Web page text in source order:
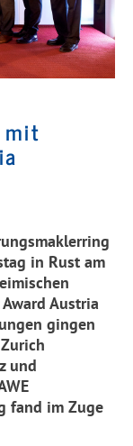
mit
in Rust am
Austria
gingen
und
fand im Zuge